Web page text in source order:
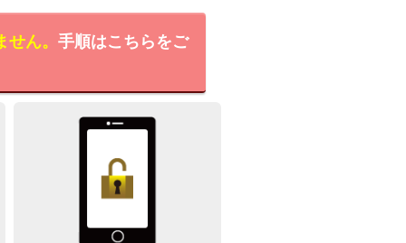
ん。 手順はこちらをご